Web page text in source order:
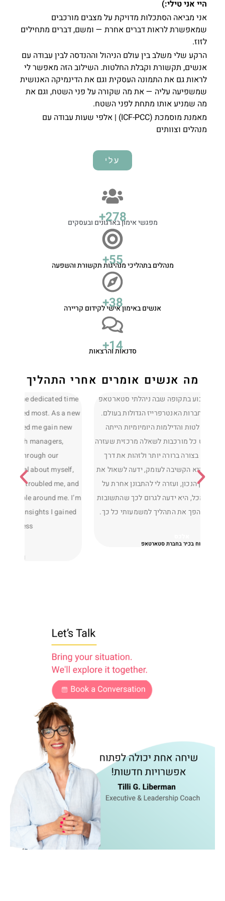
היי אני טילי:)
אני מביאה הסתכלות מדויקת על מצבים מורכבים
שמאפשרת לראות דברים אחרת — ומשם, דברים מתחילים
לזוז.
הרקע שלי משלב בין עולם הניהול וההנדסה לבין עבודה עם
אנשים, תקשורת וקבלת החלטות. השילוב הזה מאפשר לי
לראות גם את התמונה העסקית וגם את הדינמיקה האנושית
שמשפיעה עליה — את מה שקורה על פני השטח, וגם את
מה שמניע אותו מתחת לפני השטח.
מאמנת מוסמכת (ICF-PCC) | אלפי שעות עבודה עם
מנהלים וצוותים
עלי
מפגשי אימון בארגונים ובעסקים
388
+
מנהלים בתהליכי מנהיגות תקשורת והשפעה
77
+
אנשים באימון אישי לקידום קריירה
53
+
סדנאות והרצאות
20
+
מה אנשים אומרים אחרי התהליך
Meeting with Tilli each week gave me dedicated time
to focus on myself and what mattered most. As a new
engineering team leader, she helped me gain new
perspectives on how I work with managers,
colleagues, and employees. Through our
conversations I learned a great deal about myself,
adjusted my thinking on issues that troubled me, and
improved the way I relate to the people around me. I’m
grateful for the support, trust, and insights I gained